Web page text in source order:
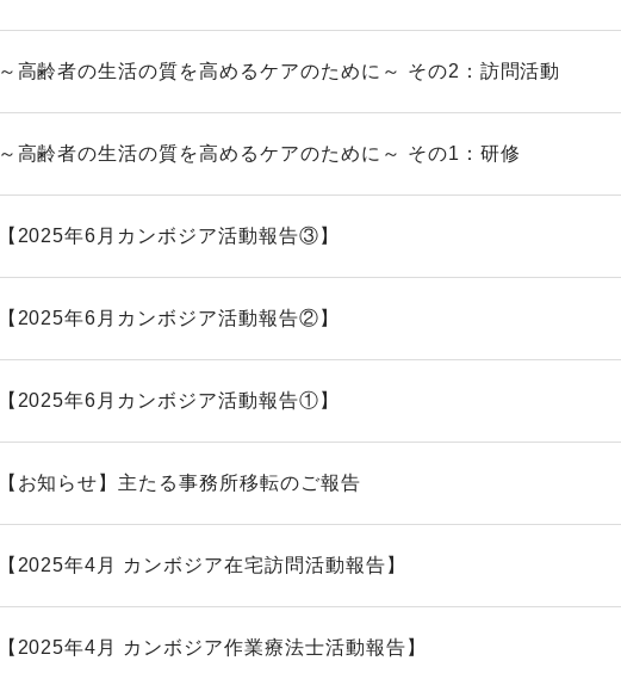
～高齢者の生活の質を高めるケアのために～ その2：訪問活動
～高齢者の生活の質を高めるケアのために～ その1：研修
【2025年6月カンボジア活動報告③】
【2025年6月カンボジア活動報告②】
【2025年6月カンボジア活動報告①】
【お知らせ】主たる事務所移転のご報告
【2025年4月 カンボジア在宅訪問活動報告】
【2025年4月 カンボジア作業療法士活動報告】